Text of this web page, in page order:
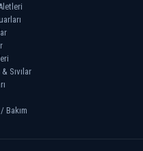
Sıvılar
Bakım